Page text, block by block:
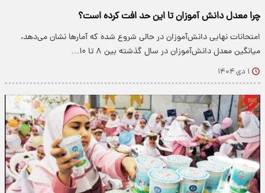
چرا معدل دانش آموزان تا این حد افت کرده است؟
امتحانات نهایی دانش‌آموزان در حالی شروع شده که آمارها نشان می‌دهد،
میانگین معدل دانش‌آموزان در سال گذشته بین ۸ تا ۱۰…
۱ دی ۱۴۰۴